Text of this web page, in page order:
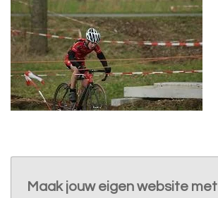
Maak jouw eigen website met